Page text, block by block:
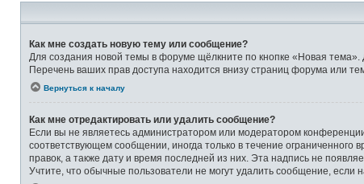
Как мне создать новую тему или сообщение?
Для создания новой темы в форуме щёлкните по кнопке «Новая
Перечень ваших прав доступа находится внизу страниц форума или
Вернуться к началу
Как мне отредактировать или удалить сообщение?
Если вы не являетесь администратором или модератором
соответствующем сообщении, иногда только в течение
правок, а также дату и время последней из них. Эта надпись не
Учтите, что обычные пользователи не могут удалить сообщение, если